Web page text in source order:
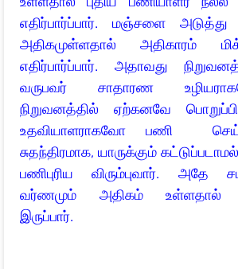
எதிர்பார்ப்பார். மஞ்சளை
அதிகமுள்ளதால் அதிகாரம்
எதிர்பார்ப்பார். அதாவது
வருபவர் சாதாரண
நிறுவனத்தில் ஏற்கனவே
உதவியாளராகவோ பணி
சுதந்திரமாக, யாருக்கும்
பணிபுரிய விரும்புவார்.
வர்ணமும் அதிகம் உள்ளதால்
இருப்பார்.